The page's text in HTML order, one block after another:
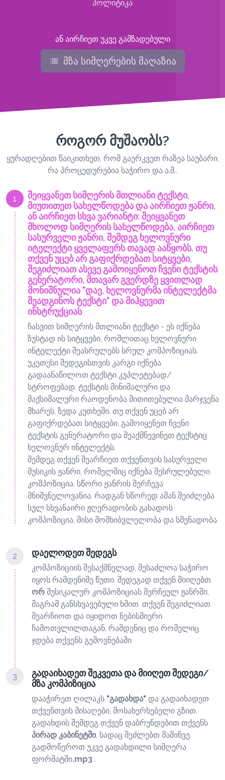
პოლიტიკა
ან აირჩიეთ უკვე გამზადებული
მზა სიმღერების მაღაზია
როგორ მუშაობს?
ყურადღებით წაიკითხეთ, რომ გაერკვეთ რაზეა საუბარი,
რა პროცედურებია საჭირო და ა.შ..
1
შეიყვანეთ სიმღერის მთლიანი ტექსტი,
მიუთითეთ სახელწოდება და აირჩიეთ ჟანრი,
ან აირჩიეთ სხვა ვარიანტი: შეიყვანეთ
მხოლოდ სიმღერის სახელწოდება, აირჩიეთ
სასურველი ჟანრი, შემდეგ ხელოვნური
იტელექტი ყველაფერს თავად ააწყობს. თუ
თქვენ უცებ არ გაფიქრდებათ სიტყვები,
შეგიძლიათ ასევე გამოიყენოთ ჩვენი ტექსტის
გენერატორი, მთავარ გვერდზე ყვითლად
მონიშნულია "დაე, ხელოვნურმა ინტელექტმა
შეადგინოს ტექსტი" და მიჰყევით
ინსტრუქციას
ჩასვით სიმღერის მთლიანი ტექსტი - ეს იქნება
ზუსტად ის სიტყვები, რომლითაც ხელოვნური
ინტელექტი შეასრულებს სრულ კომპოზიციას.
უკეთესი შედეგისთვის კარგი იქნება
გადაანაწილოთ ტექსტი კუპლეტებად/
სტროფებად. ტექსტის მინიმალური და
მაქსიმალური რაოდენობა მითითებულია მარჯვენა
მხარეს, ზედა კუთხეში. თუ თქვენ უცებ არ
გაფიქრდებათ სიტყვები, გამოიყენეთ ჩვენი
ტექსტის გენერატორი და შეაქმნევინეთ ტექსტიც
ხელოვნურ ინტელექტს.
შემდეგ თქვენ შეარჩიეთ თქვენთვის სასურველი
მუსიკის ჟანრი, რომელშიც იქნება შესრულებული
კომპოზიცია. სწორი ჟანრის შერჩევა
მნიშვნელოვანია, რადგან სწორედ ამან შეიძლება
სულ სხვანაირი ჟღერადობის გახადოს
კომპოზიცია, მისი მომხიბვლელობა და სმენადობა
2 დაელოდეთ შედეგს
კომპოზიციის შესაქმნელად, შესაძლოა საჭირო
იყოს რამდენიმე წუთი. შედეგად თქვენ მიიღებთ
ორ მუსიკალურ კომპოზიციას შერჩეულ ჟანრში,
მაგრამ განსხვავებული ხმით. თქვენ შეგიძლიათ
შეარჩიოთ და იყიდოთ ნებისმიერი
ჩამოთვლილთაგან, რამდენიც და რომელიც
ჯდება თქვენს გემოვნებაში
3
გადაიხადეთ შეკვეთა და მიიღეთ შედეგი/
მზა კომპიზიცია
დააჭირეთ ღილაკს "გადახდა" და გადაიხადეთ
თქვენთვის მისაღები, მოსახერხებელი გზით.
გადახდის შემდეგ თქვენ დაბრუნდებით თქვენს
პირად კაბინეტში, სადაც შეძლებთ მაშინვე
გადმოწეროთ უკვე გადახდილი სიმღერა
ფორმატში.mp3 .